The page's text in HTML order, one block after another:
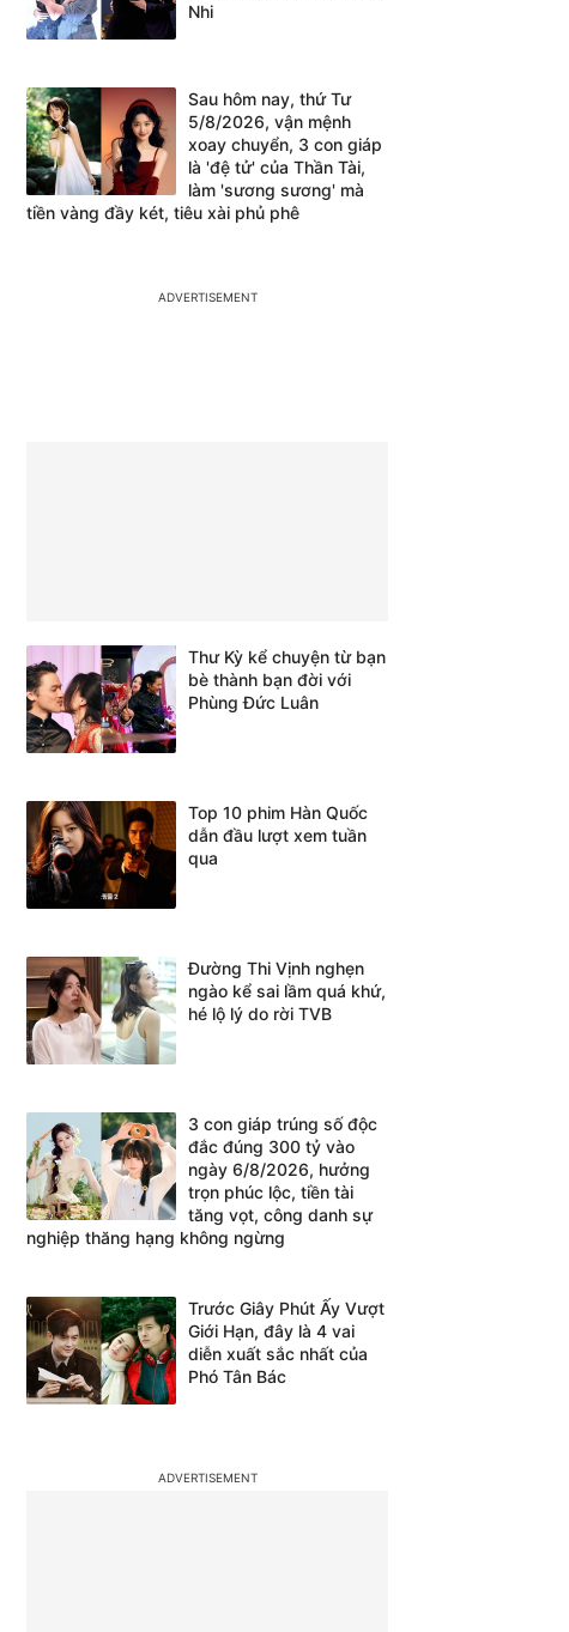
Nhi
Sau hôm nay, thứ Tư
5/8/2026, vận mệnh
xoay chuyển, 3 con giáp
là 'đệ tử' của Thần Tài,
làm 'sương sương' mà
tiền vàng đầy két, tiêu xài phủ phê
Thư Kỳ kể chuyện từ bạn
bè thành bạn đời với
Phùng Đức Luân
Top 10 phim Hàn Quốc
dẫn đầu lượt xem tuần
qua
Đường Thi Vịnh nghẹn
ngào kể sai lầm quá khứ,
hé lộ lý do rời TVB
3 con giáp trúng số độc
đắc đúng 300 tỷ vào
ngày 6/8/2026, hưởng
trọn phúc lộc, tiền tài
tăng vọt, công danh sự
nghiệp thăng hạng không ngừng
Trước Giây Phút Ấy Vượt
Giới Hạn, đây là 4 vai
diễn xuất sắc nhất của
Phó Tân Bác